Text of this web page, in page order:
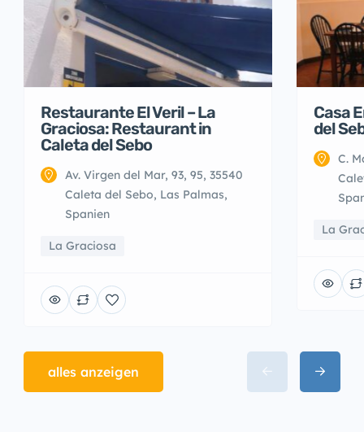
Restaurante El Veril – La
Graciosa: Restaurant in
Caleta del Sebo
Av. Virgen del Mar, 93, 95, 35540
Caleta del Sebo, Las Palmas,
Spanien
La Graciosa
Casa
del
C.
La
alles anzeigen